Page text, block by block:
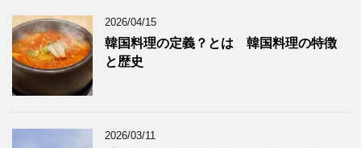
2026/04/15
韓国料理の定義？とは 韓国料理の特徴
と歴史
2026/03/11